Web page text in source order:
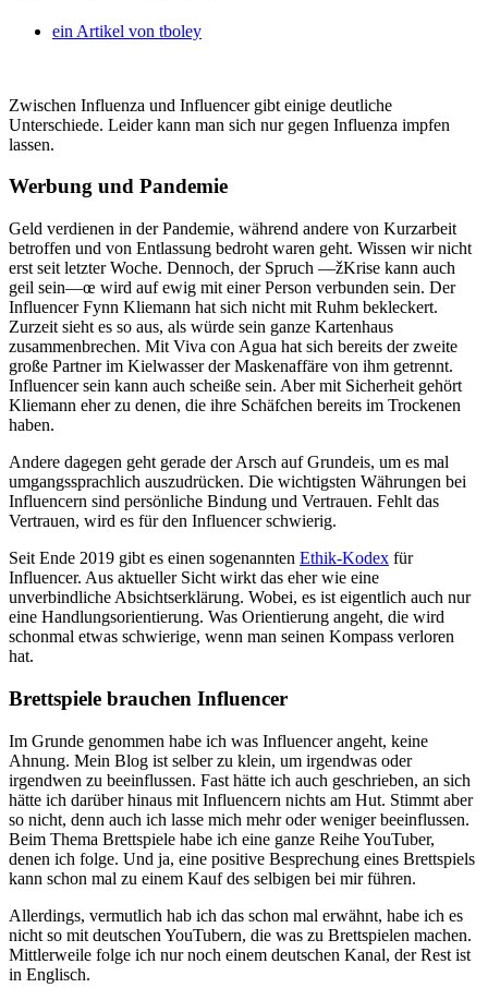
ein Artikel von tboley
Zwischen Influenza und Influencer gibt einige deutliche
Unterschiede. Leider kann man sich nur gegen Influenza impfen
lassen.
Werbung und Pandemie
Geld verdienen in der Pandemie, während andere von Kurzarbeit
betroffen und von Entlassung bedroht waren geht. Wissen wir nicht
erst seit letzter Woche. Dennoch, der Spruch —žKrise kann auch
geil sein—œ wird auf ewig mit einer Person verbunden sein. Der
Influencer Fynn Kliemann hat sich nicht mit Ruhm bekleckert.
Zurzeit sieht es so aus, als würde sein ganze Kartenhaus
zusammenbrechen. Mit Viva con Agua hat sich bereits der zweite
große Partner im Kielwasser der Maskenaffäre von ihm getrennt.
Influencer sein kann auch scheiße sein. Aber mit Sicherheit gehört
Kliemann eher zu denen, die ihre Schäfchen bereits im Trockenen
haben.
Andere dagegen geht gerade der Arsch auf Grundeis, um es mal
umgangssprachlich auszudrücken. Die wichtigsten Währungen bei
Influencern sind persönliche Bindung und Vertrauen. Fehlt das
Vertrauen, wird es für den Influencer schwierig.
Seit Ende 2019 gibt es einen sogenannten Ethik-Kodex für
Influencer. Aus aktueller Sicht wirkt das eher wie eine
unverbindliche Absichtserklärung. Wobei, es ist eigentlich auch nur
eine Handlungsorientierung. Was Orientierung angeht, die wird
schonmal etwas schwierige, wenn man seinen Kompass verloren
hat.
Brettspiele brauchen Influencer
Im Grunde genommen habe ich was Influencer angeht, keine
Ahnung. Mein Blog ist selber zu klein, um irgendwas oder
irgendwen zu beeinflussen. Fast hätte ich auch geschrieben, an sich
hätte ich darüber hinaus mit Influencern nichts am Hut. Stimmt aber
so nicht, denn auch ich lasse mich mehr oder weniger beeinflussen.
Beim Thema Brettspiele habe ich eine ganze Reihe YouTuber,
denen ich folge. Und ja, eine positive Besprechung eines Brettspiels
kann schon mal zu einem Kauf des selbigen bei mir führen.
Allerdings, vermutlich hab ich das schon mal erwähnt, habe ich es
nicht so mit deutschen YouTubern, die was zu Brettspielen machen.
Mittlerweile folge ich nur noch einem deutschen Kanal, der Rest ist
in Englisch.